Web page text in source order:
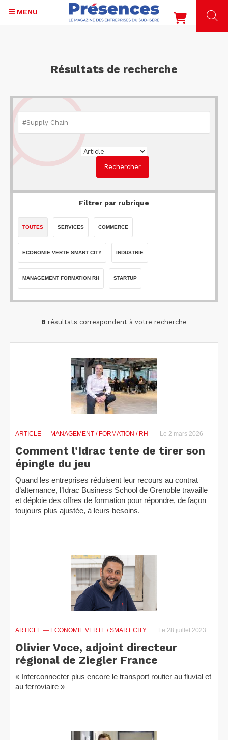
MENU
Résultats de recherche
Filtrer par rubrique
TOUTES SERVICES COMMERCE
ECONOMIE VERTE SMART CITY INDUSTRIE
MANAGEMENT FORMATION RH STARTUP
8 résultats correspondent à votre recherche
ARTICLE — MANAGEMENT / FORMATION / RH Le 2 mars 2026
Comment l’Idrac tente de tirer son
épingle du jeu
Quand les entreprises réduisent leur recours au contrat
d’alternance, l’Idrac Business School de Grenoble travaille
et déploie des offres de formation pour répondre, de façon
toujours plus ajustée, à leurs besoins.
ARTICLE — ECONOMIE VERTE / SMART CITY Le 28 juillet 2023
Olivier Voce, adjoint directeur
régional de Ziegler France
« Interconnecter plus encore le transport routier au fluvial et
au ferroviaire »